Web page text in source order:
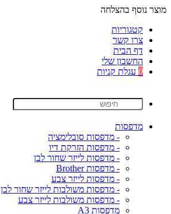
מוצר נוסף בהצלחה
קטגוריות
צרו קשר
דף הבית
החשבון שלי
0 עגלת קניות
מדפסות
- מדפסות סובלימציה
- מדפסות הזרקת דיו
- מדפסות לייזר שחור לבן
- מדפסות Brother
- מדפסות לייזר צבע
- מדפסות משולבות לייזר שחור לבן
- מדפסות משולבות לייזר צבע
מדפסות A3